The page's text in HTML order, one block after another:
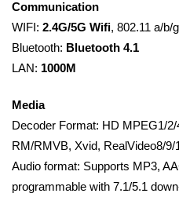
Communication
WIFI: 2.4G/5G Wifi, 802.11 a/b/
Bluetooth: Bluetooth 4.1
LAN: 1000M
Media
Decoder Format: HD MPEG1/
RM/RMVB, Xvid, RealVideo8/9/
Audio format: Supports MP3,
programmable with 7.1/5.1